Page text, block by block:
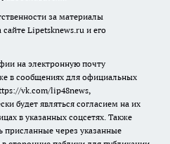
за материалы
Lipetsknews.ru и его
на электронную почту
в сообщениях для официальных
vk.com/lip48news,
будет являться согласием на их
в указанных соцсетях. Также
присланные через указанные